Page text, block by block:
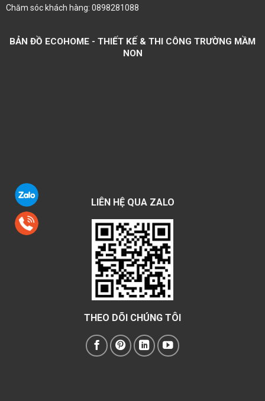
Chăm sóc khách hàng: 0898281088
BẢN ĐỒ ECOHOME - THIẾT KẾ & THI CÔNG TRƯỜNG MẦM
NON
LIÊN HỆ QUA ZALO
THEO DÕI CHÚNG TÔI